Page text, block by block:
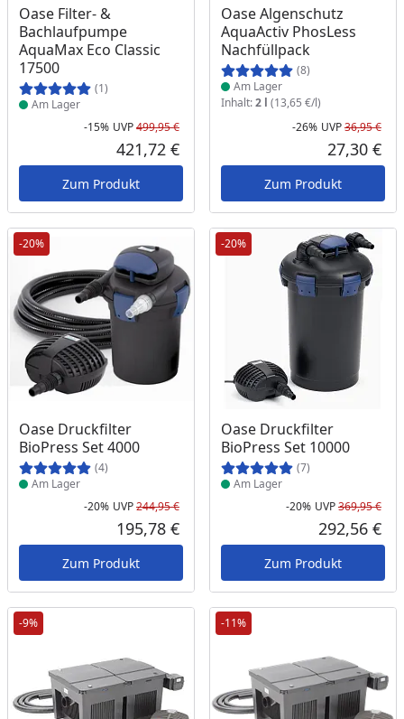
Oase Filter- &
Bachlaufpumpe
AquaMax Eco Classic
17500
(1)
Produkt am Lager
Am Lager
Rabatt in Prozent
-15%
Ursprünglicher Preis
UVP499,95 €
Aktueller Preis
421,72 €
Zum Produkt
Oase Algenschutz
AquaActiv PhosLess
Nachfüllpack
(8)
Produkt am Lager
Am Lager
Inhalt:2 l (13,65 €/l)
-26% UVP36,95 €
27,30 €
Zum Produkt
-20%
Oase Druckfilter
BioPress Set 4000
(4)
Produkt am Lager
Am Lager
Rabatt in Prozent
-20%
Ursprünglicher Preis
UVP244,95 €
Aktueller Preis
195,78 €
Zum Produkt
-20%
Oase Druckfilter
BioPress Set 10000
(7)
Produkt am Lager
Am Lager
-20% UVP369,95 €
292,56 €
Zum Produkt
-9% -11%